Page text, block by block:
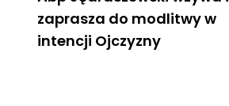
zaprasza do modlitwy w
intencji Ojczyzny